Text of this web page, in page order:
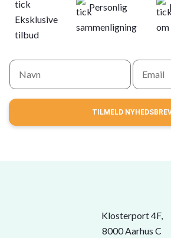
Eksklusive
tilbud
Personlig
sammenligning
TILMELD
Klosterport 4F,
8000 Aarhus C